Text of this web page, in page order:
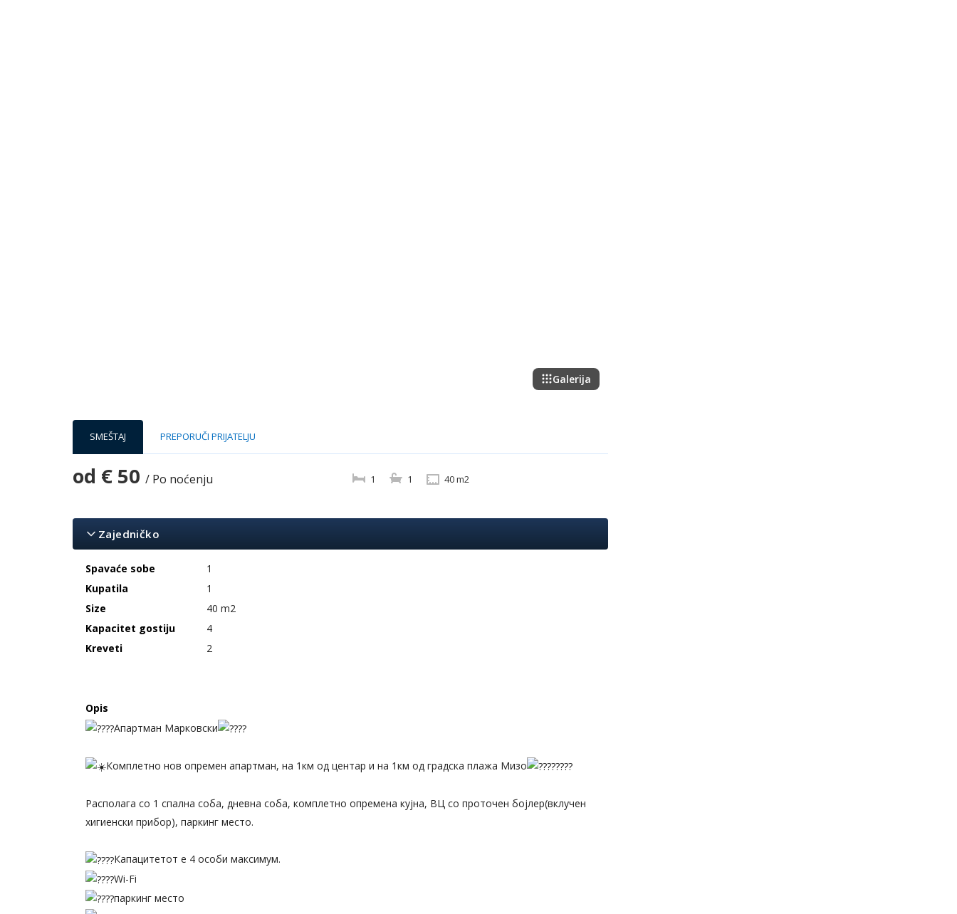
Galerija
SMEŠTAJ PREPORUČI PRIJATELJU
od € 50 / Po noćenju 1 1 40 m2
Zajedničko
Spavaće sobe
1
Kupatila
1
Size
40 m2
Kapacitet gostiju
4
Kreveti
2
Opis
Апартман Марковски
Комплетно нов опремен апартман, на 1км од центар и на 1км од градска плажа Мизо
Располага со 1 спална соба, дневна соба, комплетно опремена кујна, ВЦ со проточен бојлер(вклучен
хигиенски прибор), паркинг место.
Капацитетот е 4 особи максимум.
Wi-Fi
паркинг место